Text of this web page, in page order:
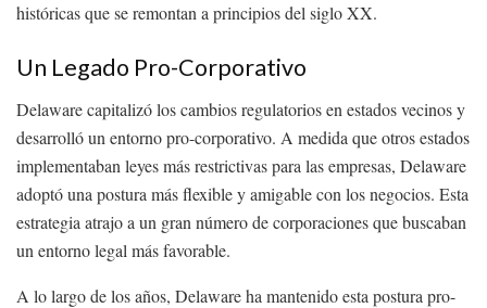
históricas que se remontan a principios del siglo XX.
Un Legado Pro-Corporativo
Delaware capitalizó los cambios regulatorios en estados vecinos y
desarrolló un entorno pro-corporativo. A medida que otros estados
implementaban leyes más restrictivas para las empresas, Delaware
adoptó una postura más flexible y amigable con los negocios. Esta
estrategia atrajo a un gran número de corporaciones que buscaban
un entorno legal más favorable.
A lo largo de los años, Delaware ha mantenido esta postura pro-